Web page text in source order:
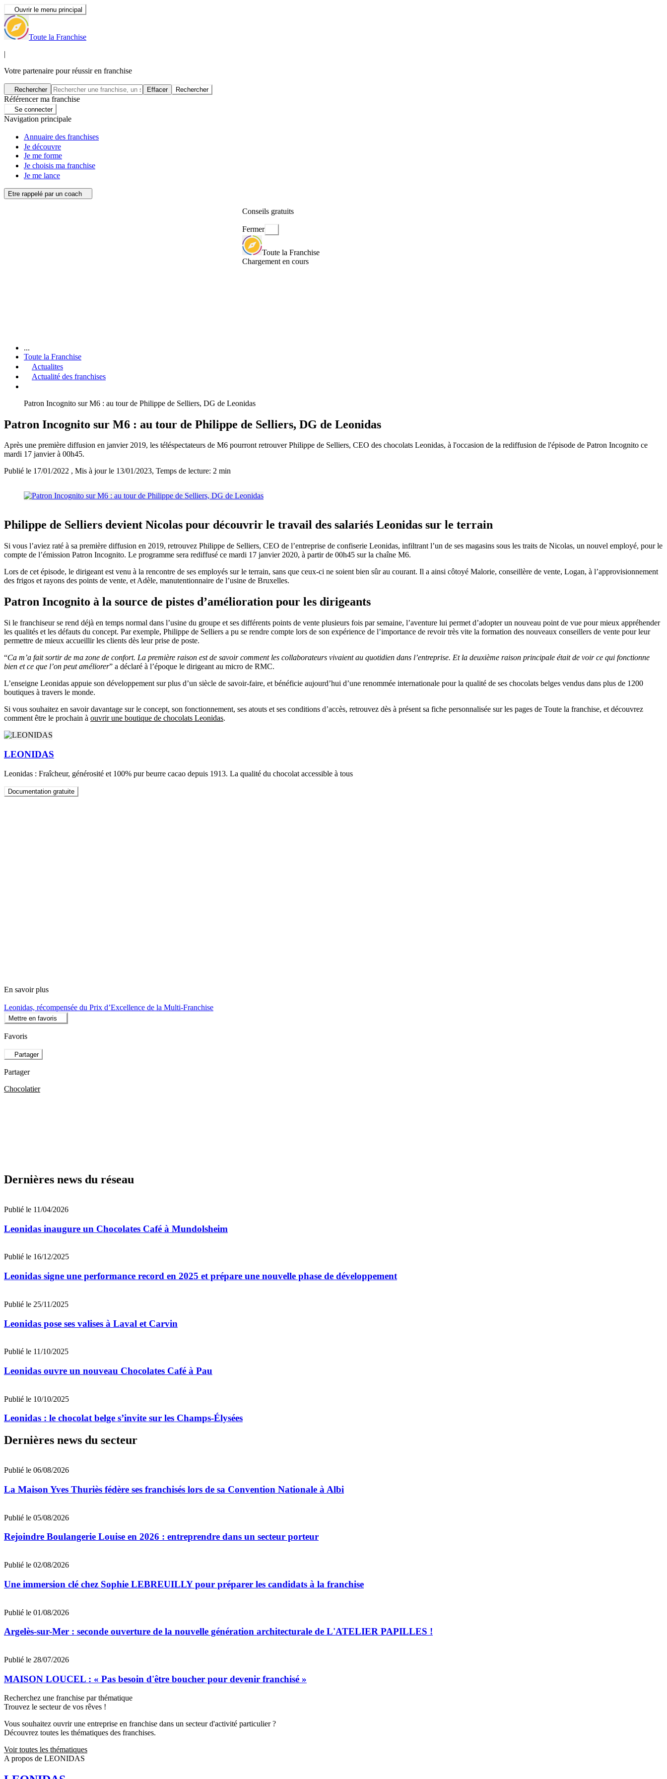
Ouvrir le menu principal
Toute la Franchise
|
Votre partenaire pour réussir en franchise
Rechercher Effacer Rechercher
Référencer ma franchise
Se connecter
Navigation principale
Annuaire des franchises
Je découvre
Je me forme
Je choisis ma franchise
Je me lance
Etre rappelé par un coach
Conseils gratuits
Fermer
Toute la Franchise
Chargement en cours
...
Toute la Franchise
Actualites
Actualité des franchises
Patron Incognito sur M6 : au tour de Philippe de Selliers, DG de Leonidas
Patron Incognito sur M6 : au tour de Philippe de Selliers, DG de Leonidas
Après une première diffusion en janvier 2019, les téléspectateurs de M6 pourront retrouver Philippe de Selliers, CEO des chocolats Leonidas, à l'occasion de la rediffusion de l'épisode de Patron Incognito ce
mardi 17 janvier à 00h45.
Publié le 17/01/2022 , Mis à jour le 13/01/2023, Temps de lecture: 2 min
Philippe de Selliers devient Nicolas pour découvrir le travail des salariés Leonidas sur le terrain
Si vous l’aviez raté à sa première diffusion en 2019, retrouvez Philippe de Selliers, CEO de l’entreprise de confiserie Leonidas, infiltrant l’un de ses magasins sous les traits de Nicolas, un nouvel employé, pour le
compte de l’émission Patron Incognito. Le programme sera rediffusé ce mardi 17 janvier 2020, à partir de 00h45 sur la chaîne M6.
Lors de cet épisode, le dirigeant est venu à la rencontre de ses employés sur le terrain, sans que ceux-ci ne soient bien sûr au courant. Il a ainsi côtoyé Malorie, conseillère de vente, Logan, à l’approvisionnement
des frigos et rayons des points de vente, et Adèle, manutentionnaire de l’usine de Bruxelles.
Patron Incognito à la source de pistes d’amélioration pour les dirigeants
Si le franchiseur se rend déjà en temps normal dans l’usine du groupe et ses différents points de vente plusieurs fois par semaine, l’aventure lui permet d’adopter un nouveau point de vue pour mieux appréhender
les qualités et les défauts du concept. Par exemple, Philippe de Selliers a pu se rendre compte lors de son expérience de l’importance de revoir très vite la formation des nouveaux conseillers de vente pour leur
permettre de mieux accueillir les clients dès leur prise de poste.
“Ca m’a fait sortir de ma zone de confort. La première raison est de savoir comment les collaborateurs vivaient au quotidien dans l’entreprise. Et la deuxième raison principale était de voir ce qui fonctionne
bien et ce que l’on peut améliorer” a déclaré à l’époque le dirigeant au micro de RMC.
L’enseigne Leonidas appuie son développement sur plus d’un siècle de savoir-faire, et bénéficie aujourd’hui d’une renommée internationale pour la qualité de ses chocolats belges vendus dans plus de 1200
boutiques à travers le monde.
Si vous souhaitez en savoir davantage sur le concept, son fonctionnement, ses atouts et ses conditions d’accès, retrouvez dès à présent sa fiche personnalisée sur les pages de Toute la franchise, et découvrez
comment être le prochain à ouvrir une boutique de chocolats Leonidas.
LEONIDAS
Leonidas : Fraîcheur, générosité et 100% pur beurre cacao depuis 1913. La qualité du chocolat accessible à tous
Documentation gratuite
En savoir plus
Leonidas, récompensée du Prix d’Excellence de la Multi-Franchise
Mettre en favoris
Favoris
Partager
Partager
Chocolatier
Dernières news du réseau
Publié le 11/04/2026
Leonidas inaugure un Chocolates Café à Mundolsheim
Publié le 16/12/2025
Leonidas signe une performance record en 2025 et prépare une nouvelle phase de développement
Publié le 25/11/2025
Leonidas pose ses valises à Laval et Carvin
Publié le 11/10/2025
Leonidas ouvre un nouveau Chocolates Café à Pau
Publié le 10/10/2025
Leonidas : le chocolat belge s’invite sur les Champs-Élysées
Dernières news du secteur
Publié le 06/08/2026
La Maison Yves Thuriès fédère ses franchisés lors de sa Convention Nationale à Albi
Publié le 05/08/2026
Rejoindre Boulangerie Louise en 2026 : entreprendre dans un secteur porteur
Publié le 02/08/2026
Une immersion clé chez Sophie LEBREUILLY pour préparer les candidats à la franchise
Publié le 01/08/2026
Argelès-sur-Mer : seconde ouverture de la nouvelle génération architecturale de L'ATELIER PAPILLES !
Publié le 28/07/2026
MAISON LOUCEL : « Pas besoin d'être boucher pour devenir franchisé »
Recherchez une franchise par thématique
Trouvez le secteur de vos rêves !
Vous souhaitez ouvrir une entreprise en franchise dans un secteur d'activité particulier ?
Découvrez toutes les thématiques des franchises.
Voir toutes les thématiques
A propos de LEONIDAS